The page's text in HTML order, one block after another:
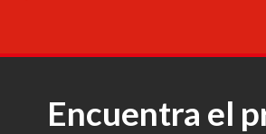
Encuentra el